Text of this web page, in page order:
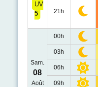
UV
5
21h
Sam.
08
Août
00h
03h
06h
09h